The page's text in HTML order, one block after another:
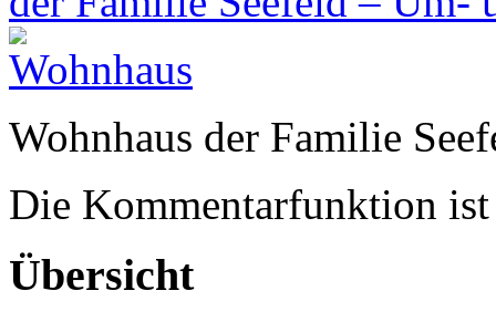
Wohnhaus der Familie
Die Kommentarfunktion ist
Übersicht